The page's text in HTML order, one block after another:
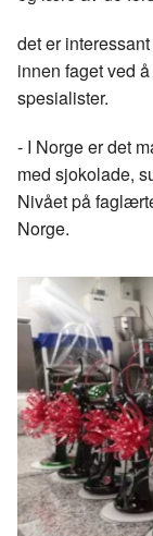
det er
innen faget ved
spesialister.
- I Norge er det
med sjokolade,
Nivået på
Norge.